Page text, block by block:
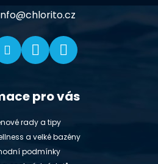
@chlorito.cz
pro vás
rady a tipy
a velké bazény
podmínky